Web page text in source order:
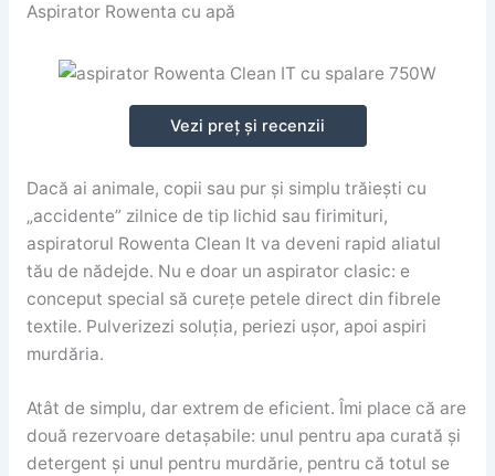
Aspirator Rowenta cu apă
Vezi preț și recenzii
Dacă ai animale, copii sau pur și simplu trăiești cu
„accidente” zilnice de tip lichid sau firimituri,
aspiratorul Rowenta Clean It va deveni rapid aliatul
tău de nădejde. Nu e doar un aspirator clasic: e
conceput special să curețe petele direct din fibrele
textile. Pulverizezi soluția, periezi ușor, apoi aspiri
murdăria.
Atât de simplu, dar extrem de eficient. Îmi place că are
două rezervoare detașabile: unul pentru apa curată și
detergent și unul pentru murdărie, pentru că totul se